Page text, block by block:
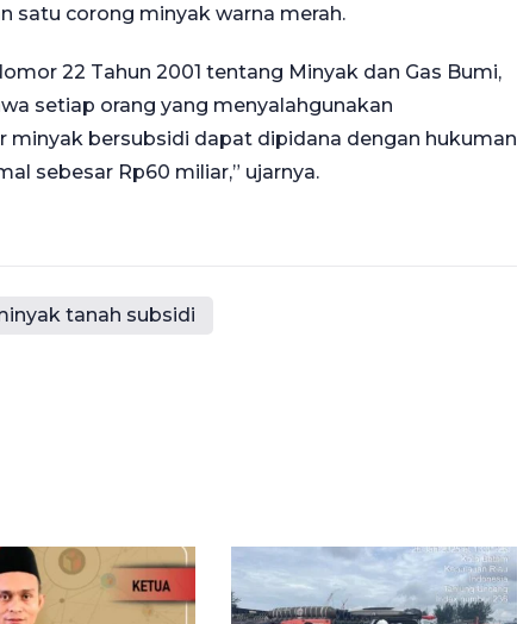
satu corong minyak warna merah.
22 Tahun 2001 tentang Minyak dan Gas Bumi,
setiap orang yang menyalahgunakan
minyak bersubsidi dapat dipidana dengan hukuman
sebesar Rp60 miliar,” ujarnya.
tanah subsidi